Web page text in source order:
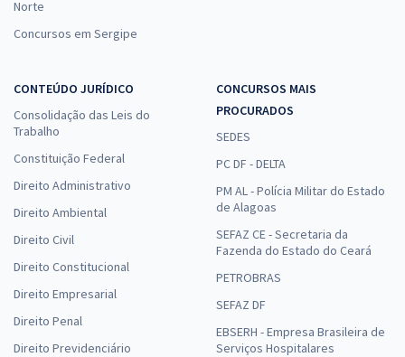
Norte
Concursos em Sergipe
CONTEÚDO JURÍDICO
Consolidação das Leis do
Trabalho
Constituição Federal
Direito Administrativo
Direito Ambiental
Direito Civil
Direito Constitucional
Direito Empresarial
Direito Penal
Direito Previdenciário
CONCURSOS MAIS
PROCURADOS
SEDES
PC DF - DELTA
PM AL - Polícia Militar do Estado
de Alagoas
SEFAZ CE - Secretaria da
Fazenda do Estado do Ceará
PETROBRAS
SEFAZ DF
EBSERH - Empresa Brasileira de
Serviços Hospitalares